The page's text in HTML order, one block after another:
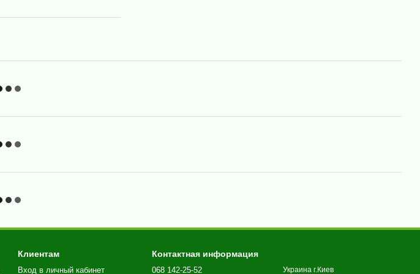
Клиентам
Вход в личный кабинет
Контактная информация
068 142-25-52 Украина г.Киев